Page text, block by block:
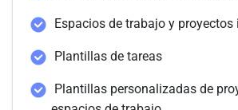
Espacios de trabajo y
Plantillas de tareas
Plantillas personalizadas de